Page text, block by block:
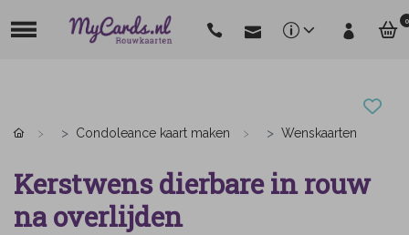
0
Condoleance kaart maken Wenskaarten
Kerstwens dierbare in rouw
na overlijden